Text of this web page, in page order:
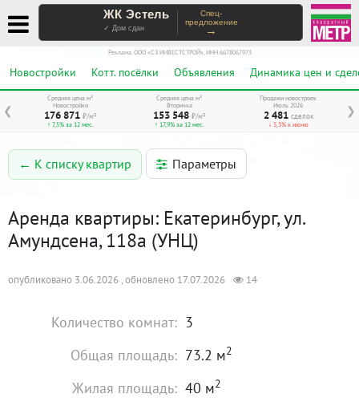
ЖК Эстель
✓ Дом сдан
Спец-
предложение
→
Реклама. ООО «СЗ ИНВЕСТСТРОЙ», ИНН 6678067973
Новостройки Котт. посёлки Объявления Динамика цен и
❮ ❯
Средняя цена м²
Новостройки
176 871 ₽/м²
↑ 7,5% за 12 мес.
Средняя цена м²
Вторичка
153 548 ₽/м²
↑ 17,9% за 12 мес.
Продажи новостроек
Июль 2026
2 481 сделок
↓ 5,3% к июню
← К списку квартир Параметры
Аренда квартиры: Екатеринбург, ул.
Амундсена, 118а (УНЦ)
опубликовано 3.06.2026 , обновлено 17.07.2026 14
Количество комнат: 3
Общая площадь: 73.2 м2
Жилая площадь: 40 м2